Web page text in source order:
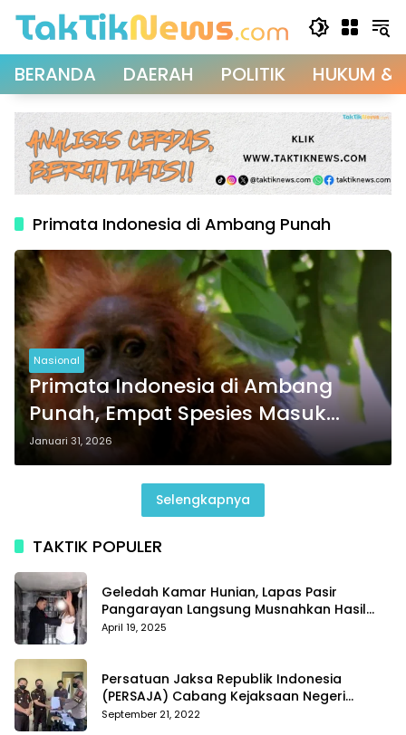
BERANDA DAERAH POLITIK HUKUM &
Primata Indonesia di Ambang Punah
Nasional
Primata Indonesia di Ambang
Punah, Empat Spesies Masuk
Daftar Kritis Dunia
Januari 31, 2026
Selengkapnya
TAKTIK POPULER
Geledah Kamar Hunian, Lapas Pasir
Pangarayan Langsung Musnahkan Hasil
Temuan
April 19, 2025
Persatuan Jaksa Republik Indonesia
(PERSAJA) Cabang Kejaksaan Negeri
Tanggamus resmi melaporkan Alvin Lim ke
September 21, 2022